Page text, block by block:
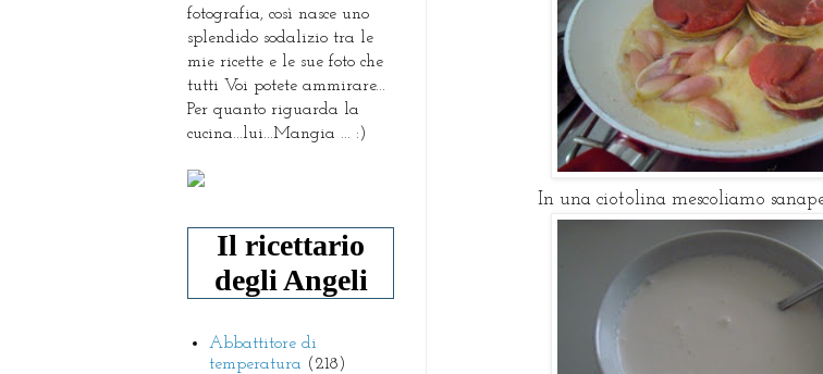
In una ciotolina mescoliamo
fotografia, così nasce uno
splendido sodalizio tra le
mie ricette e le sue foto che
tutti Voi potete ammirare...
Per quanto riguarda la
cucina...lui...Mangia ... :)
Il ricettario
degli Angeli
Abbattitore di
temperatura (218)